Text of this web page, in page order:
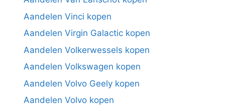
Aandelen Vinci kopen
Aandelen Virgin Galactic kopen
Aandelen Volkerwessels kopen
Aandelen Volkswagen kopen
Aandelen Volvo Geely kopen
Aandelen Volvo kopen